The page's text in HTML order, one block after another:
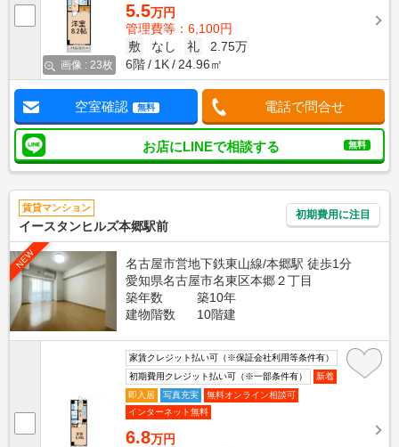
画像 : 23枚
5.5万円
管理費等：6,100円
敷
なし 礼
2.75万
6階
1K 24.96㎡
空室確認 無料 電話で問合せ
お店にLINEで相談する 無料
賃貸マンション
イースタンヒルズ本郷駅前
初期費用に注目
NEW
名古屋市営地下鉄東山線/本郷駅 徒歩1分
愛知県名古屋市名東区本郷２丁目
築年数
築10年
建物階数
10階建
家賃クレジット払い可（※保証会社利用等条件有）
初期費用クレジット払い可（※一部条件有）
新着
即入居
写真充実
無料オンライン相談可
インターネット無料
6.8万円